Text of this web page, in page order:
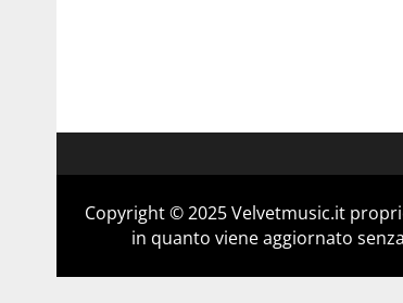
Copyright © 2025 Velvetmusic.it
in quanto viene aggiornato